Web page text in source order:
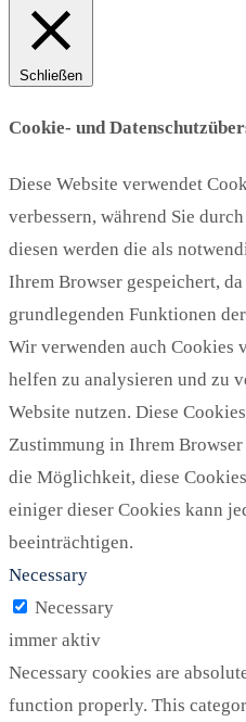
Schließen
Cookie- und
Diese Website verwendet
verbessern, während Sie
diesen werden die als
Ihrem Browser gespeichert,
grundlegenden Funktionen
Wir verwenden auch Cookies
helfen zu analysieren und zu
Website nutzen. Diese
Zustimmung in Ihrem Browser
die Möglichkeit, diese
einiger dieser Cookies kann
beeinträchtigen.
Necessary
Necessary
immer aktiv
Necessary cookies are
function properly. This